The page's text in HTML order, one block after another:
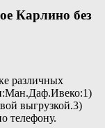
Карлино без
различных
выгрузкой.3)
телефону.